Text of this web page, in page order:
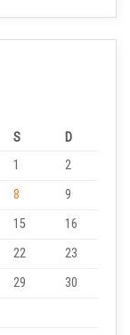
S
D
1
2
8
9
15
16
22
23
29
30